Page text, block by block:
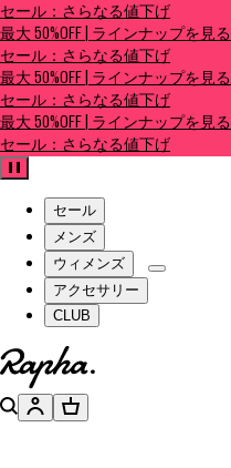
セール：さらなる値下げ
最大 50%OFF | ラインナップを見る
セール：さらなる値下げ
最大 50%OFF | ラインナップを見る
セール：さらなる値下げ
最大 50%OFF | ラインナップを見る
セール：さらなる値下げ
セール
メンズ
ウィメンズ
アクセサリー
CLUB
ホームページへ
検索アカウントバスケット